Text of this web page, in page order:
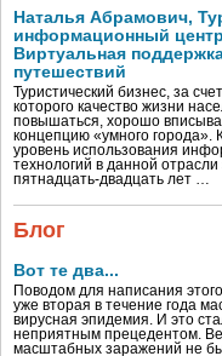
Наталья Абрамович,
информационный
Виртуальная
путешествий
Туристический бизнес, за
которого качество жизни
повышаться, хорошо
концепцию «умного города».
уровень использования
технологий в данной
пятнадцать-двадцать лет …
Блог
Вот те два...
Поводом для написания
уже вторая в течение года
вирусная эпидемия. И это
неприятным прецедентом.
масштабных заражений не